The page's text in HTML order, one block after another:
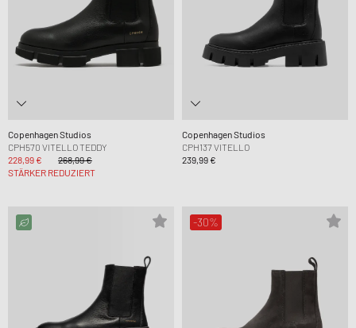
Copenhagen Studios
CPH570 VITELLO TEDDY
228,99 €
268,99 €
STÄRKER REDUZIERT
Copenhagen Studios
CPH137 VITELLO
239,99 €
-30%